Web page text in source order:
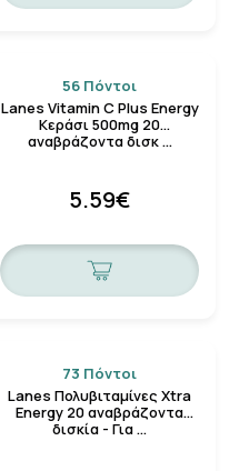
56 Πόντοι
Lanes Vitamin C Plus Energy
Κεράσι 500mg 20
αναβράζοντα δισκ …
5.59€
73 Πόντοι
Lanes Πολυβιταμίνες Xtra
Energy 20 αναβράζοντα
δισκία - Για …